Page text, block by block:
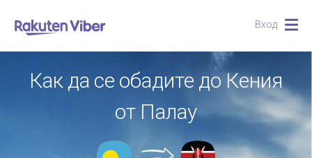
Вход
Как да се обадите до Кения
от Палау